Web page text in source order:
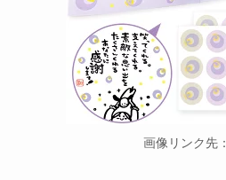
画像リンク先：